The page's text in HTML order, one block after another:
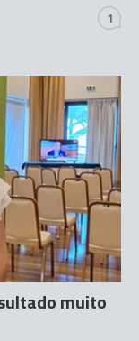
1
muito